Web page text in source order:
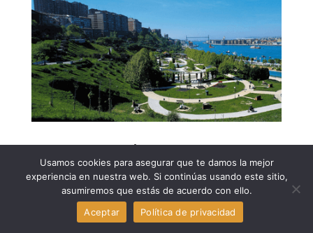
Cerrajeros Sestao
Usamos cookies para asegurar que te damos la mejor
experiencia en nuestra web. Si continúas usando este sitio,
asumiremos que estás de acuerdo con ello.
Aceptar
Política de privacidad